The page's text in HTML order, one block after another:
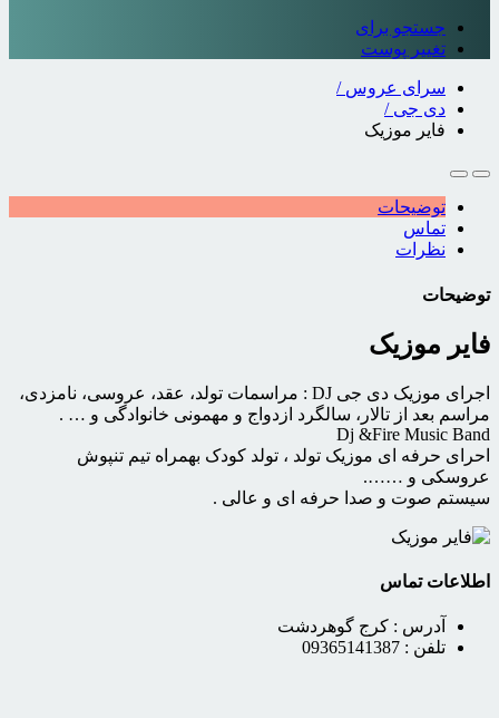
جستجو برای
تغییر پوست
سرای عروس /
دی جی /
فایر موزیک
توضیحات
تماس
نظرات
توضیحات
فایر موزیک
اجرای موزیک دی جی DJ : مراسمات تولد، عقد، عروسی، نامزدی،
مراسم بعد از تالار، سالگرد ازدواج و مهمونی خانوادگی و … .
Dj &Fire Music Band
احرای حرفه ای موزیک تولد ، تولد کودک بهمراه تیم تنپوش
عروسکی و …….
سیستم صوت و صدا حرفه ای و عالی .
اطلاعات تماس
آدرس : کرج گوهردشت
تلفن : 09365141387